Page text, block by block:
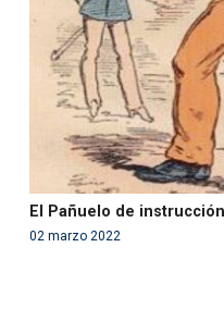
content/themes/
on line99
El Pañuelo de
02 marzo 2022